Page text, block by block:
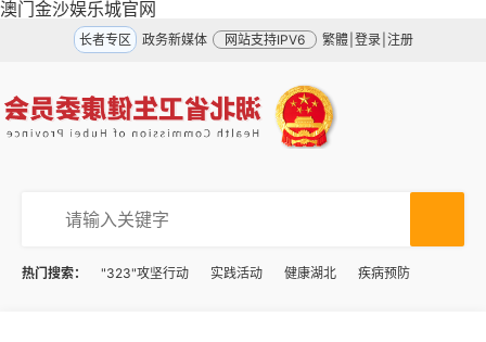
澳门金沙娱乐城官网
长者专区 政务新媒体 网站支持IPV6 繁體 登录 注册
热门搜索： "323"攻坚行动 实践活动 健康湖北 疾病预防